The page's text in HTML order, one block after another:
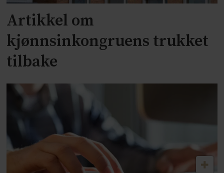
Artikkel om
kjønnsinkongruens trukket
tilbake